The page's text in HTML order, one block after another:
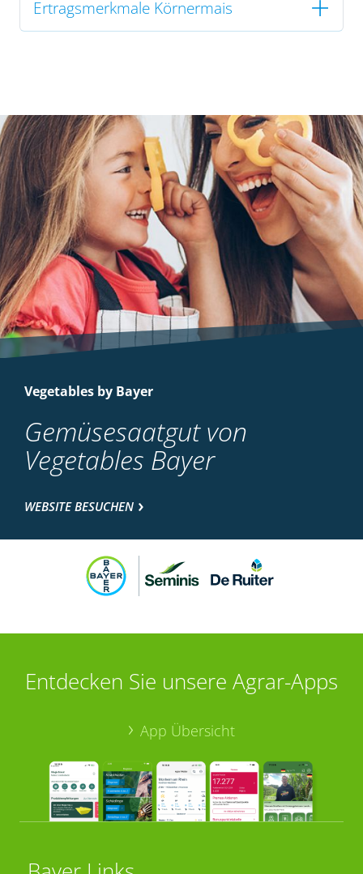
Ertragsmerkmale Körnermais
Vegetables by Bayer
Gemüsesaatgut von
Vegetables Bayer
WEBSITE BESUCHEN
Entdecken Sie unsere Agrar-Apps
App Übersicht